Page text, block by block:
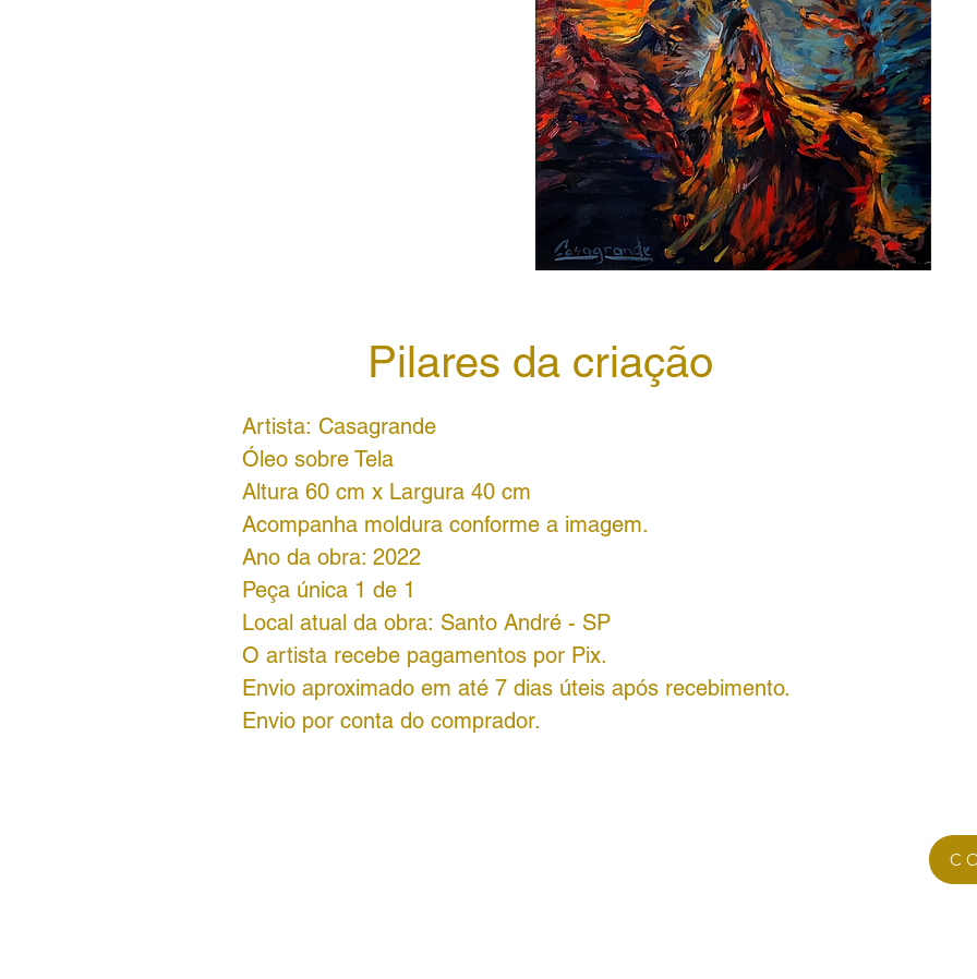
Pilares da criação
Artista: Casagrande
Óleo sobre Tela
Altura 60 cm x Largura 40 cm
Acompanha moldura conforme a imagem.
Ano da obra: 2022
Peça única 1 de 1
Local atual da obra: Santo André - SP
O artista recebe pagamentos por Pix.
Envio aproximado em até 7 dias úteis após recebimento.
Envio por conta do comprador.